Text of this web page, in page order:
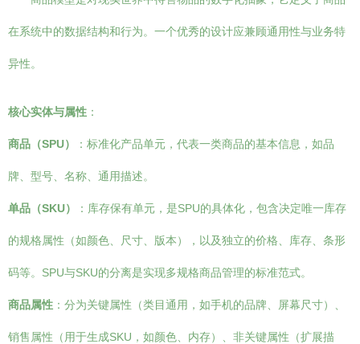
在系统中的数据结构和行为。一个优秀的设计应兼顾通用性与业务特
异性。
核心实体与属性 ：
商品（SPU） ：标准化产品单元，代表一类商品的基本信息，如品
牌、型号、名称、通用描述。
单品（SKU） ：库存保有单元，是SPU的具体化，包含决定唯一库存
的规格属性（如颜色、尺寸、版本），以及独立的价格、库存、条形
码等。SPU与SKU的分离是实现多规格商品管理的标准范式。
商品属性 ：分为关键属性（类目通用，如手机的品牌、屏幕尺寸）、
销售属性（用于生成SKU，如颜色、内存）、非关键属性（扩展描